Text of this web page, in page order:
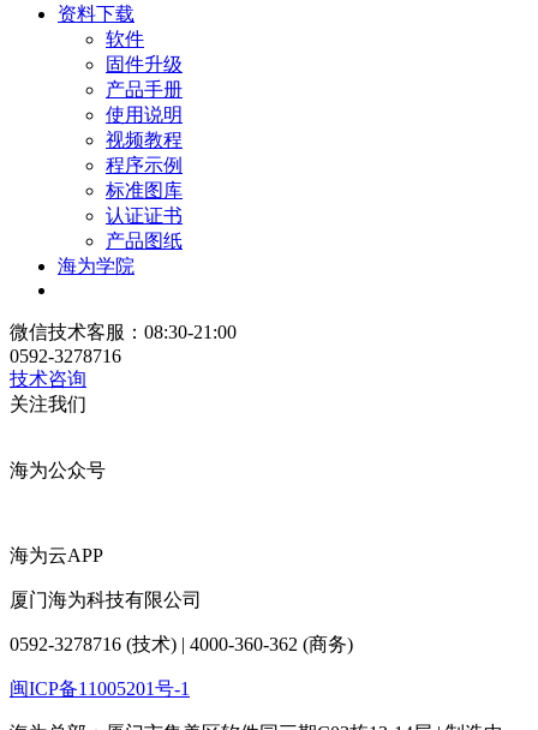
资料下载
软件
固件升级
产品手册
使用说明
视频教程
程序示例
标准图库
认证证书
产品图纸
海为学院
微信技术客服：08:30-21:00
0592-3278716
技术咨询
关注我们
海为公众号
海为云APP
厦门海为科技有限公司
0592-3278716 (技术) | 4000-360-362 (商务)
闽ICP备11005201号-1